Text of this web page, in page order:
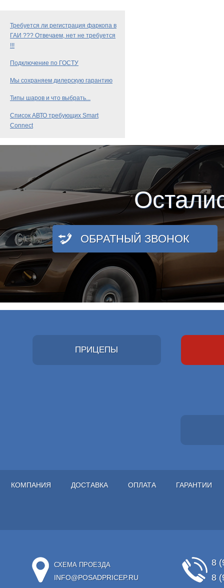
Требуется ли регистрация фаркопа в
ГАИ ??? Отвечаем, нет не требуется
!!!
Подключение по ГОСТУ
Мы сохраняем дилерскую гарантию
Типы шаров и что выбрать...
Список АВТО требующих Smart
Connect
ОБРАТНЫЙ ЗВОНОК
ПРИЦЕПЫ
КОМПАНИЯ ДОСТАВКА ОПЛАТА ГАРАНТИИ
СХЕМА ПРОЕЗДА
INFO@POSADPRICEP.RU
8
8